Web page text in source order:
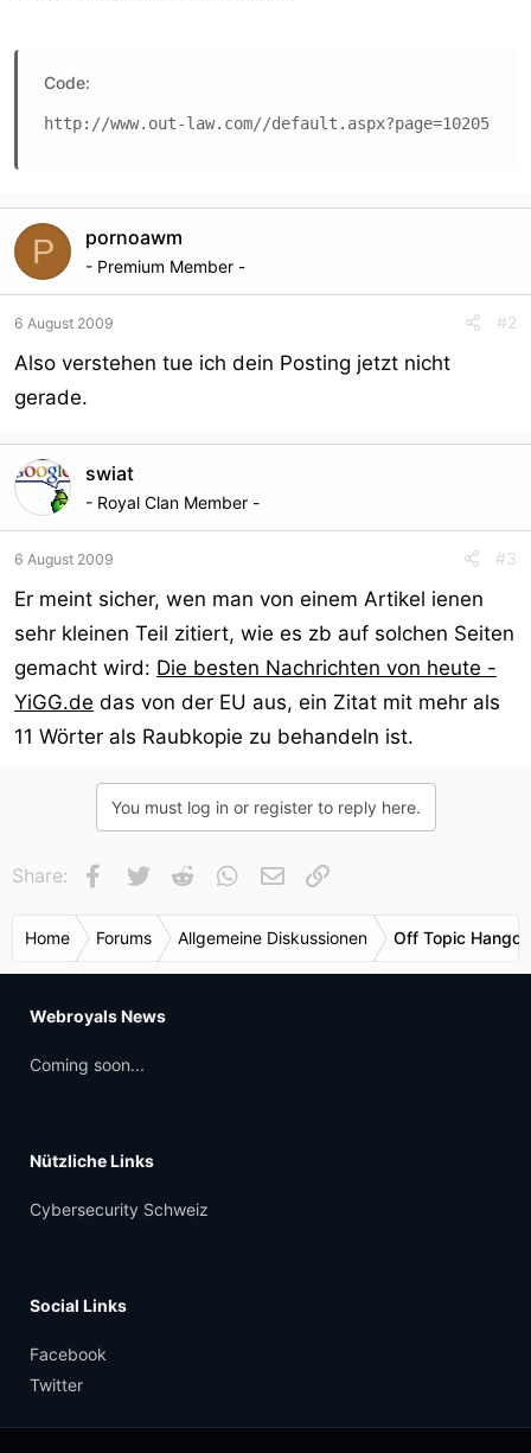
Code:
http://www.out-law.com//default.aspx?page=10205
P pornoawm
- Premium Member -
6 August 2009 #2
Also verstehen tue ich dein Posting jetzt nicht
gerade.
swiat
- Royal Clan Member -
6 August 2009 #3
Er meint sicher, wen man von einem Artikel ienen
sehr kleinen Teil zitiert, wie es zb auf solchen Seiten
gemacht wird: Die besten Nachrichten von heute -
YiGG.de das von der EU aus, ein Zitat mit mehr als
11 Wörter als Raubkopie zu behandeln ist.
You must log in or register to reply here.
Share: Facebook
Twitter Reddit WhatsApp
E-Mail
Home Forums Allgemeine Diskussionen Off Topic
Webroyals News
Coming soon...
Nützliche Links
Cybersecurity Schweiz
Social Links
Facebook
Twitter